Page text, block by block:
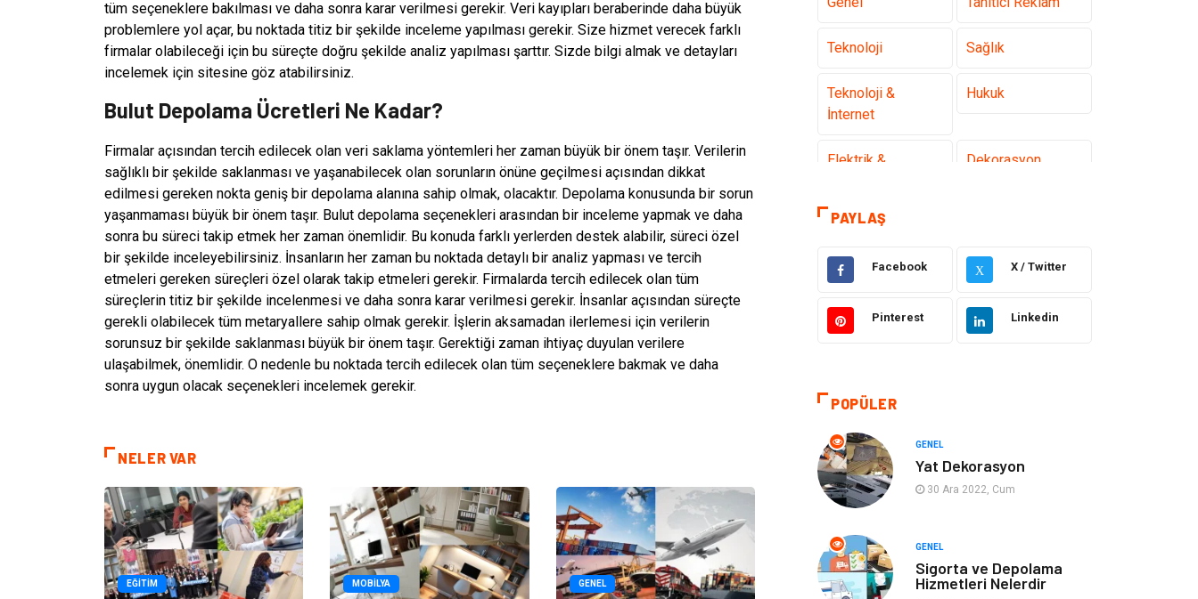
tüm seçeneklere bakılması ve daha sonra karar verilmesi gerekir. Veri kayıpları beraberinde daha büyük
problemlere yol açar, bu noktada titiz bir şekilde inceleme yapılması gerekir. Size hizmet verecek farklı
firmalar olabileceği için bu süreçte doğru şekilde analiz yapılması şarttır. Sizde bilgi almak ve detayları
incelemek için sitesine göz atabilirsiniz.
Bulut Depolama Ücretleri Ne Kadar?
Firmalar açısından tercih edilecek olan veri saklama yöntemleri her zaman büyük bir önem taşır. Verilerin
sağlıklı bir şekilde saklanması ve yaşanabilecek olan sorunların önüne geçilmesi açısından dikkat
edilmesi gereken nokta geniş bir depolama alanına sahip olmak, olacaktır. Depolama konusunda bir sorun
yaşanmaması büyük bir önem taşır. Bulut depolama seçenekleri arasından bir inceleme yapmak ve daha
sonra bu süreci takip etmek her zaman önemlidir. Bu konuda farklı yerlerden destek alabilir, süreci özel
bir şekilde inceleyebilirsiniz. İnsanların her zaman bu noktada detaylı bir analiz yapması ve tercih
etmeleri gereken süreçleri özel olarak takip etmeleri gerekir. Firmalarda tercih edilecek olan tüm
süreçlerin titiz bir şekilde incelenmesi ve daha sonra karar verilmesi gerekir. İnsanlar açısından süreçte
gerekli olabilecek tüm metaryallere sahip olmak gerekir. İşlerin aksamadan ilerlemesi için verilerin
sorunsuz bir şekilde saklanması büyük bir önem taşır. Gerektiği zaman ihtiyaç duyulan verilere
ulaşabilmek, önemlidir. O nedenle bu noktada tercih edilecek olan tüm seçeneklere bakmak ve daha
sonra uygun olacak seçenekleri incelemek gerekir.
NELER VAR
EĞITIM MOBILYA GENEL
Teknoloji Sağlık
Teknoloji &
İnternet
Hukuk
Elektrik &
Dekorasyon
Güzellik ve Bakım
Giyim Sağlıklı Yaşam
Makine Otomotiv
Gıda
Spor
Tatil Hobi
Emlak
Genel Kültür
Bilgisayar &
PAYLAŞ
Facebook X X / Twitter
Pinterest Linkedin
POPÜLER
GENEL
Yat Dekorasyon
30 Ara 2022, Cum
GENEL
Sigorta ve Depolama
Hizmetleri Nelerdir